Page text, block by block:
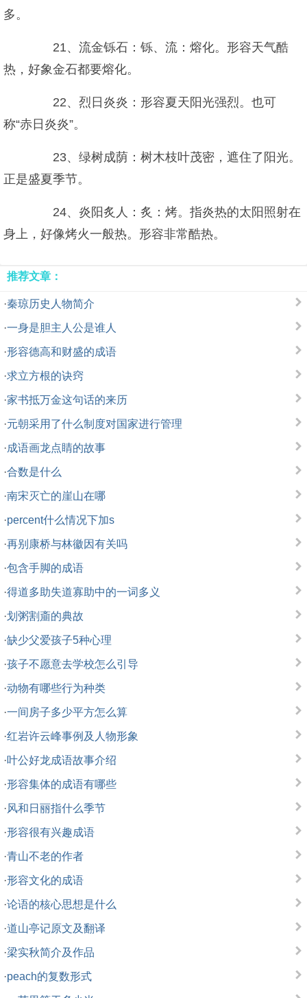
多。
21、流金铄石：铄、流：熔化。形容天气酷
热，好象金石都要熔化。
22、烈日炎炎：形容夏天阳光强烈。也可
称“赤日炎炎”。
23、绿树成荫：树木枝叶茂密，遮住了阳光。
正是盛夏季节。
24、炎阳炙人：炙：烤。指炎热的太阳照射在
身上，好像烤火一般热。形容非常酷热。
推荐文章：
·秦琼历史人物简介
·一身是胆主人公是谁人
·形容德高和财盛的成语
·求立方根的诀窍
·家书抵万金这句话的来历
·元朝采用了什么制度对国家进行管理
·成语画龙点睛的故事
·合数是什么
·南宋灭亡的崖山在哪
·percent什么情况下加s
·再别康桥与林徽因有关吗
·包含手脚的成语
·得道多助失道寡助中的一词多义
·划粥割齑的典故
·缺少父爱孩子5种心理
·孩子不愿意去学校怎么引导
·动物有哪些行为种类
·一间房子多少平方怎么算
·红岩许云峰事例及人物形象
·叶公好龙成语故事介绍
·形容集体的成语有哪些
·风和日丽指什么季节
·形容很有兴趣成语
·青山不老的作者
·形容文化的成语
·论语的核心思想是什么
·道山亭记原文及翻译
·梁实秋简介及作品
·peach的复数形式